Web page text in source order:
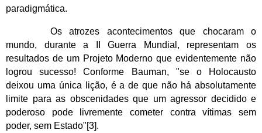
paradigmática.
Os atrozes acontecimentos que chocaram o
mundo, durante a II Guerra Mundial, representam os
resultados de um Projeto Moderno que evidentemente não
logrou sucesso! Conforme Bauman, "se o Holocausto
deixou uma única lição, é a de que não há absolutamente
limite para as obscenidades que um agressor decidido e
poderoso pode livremente cometer contra vítimas sem
poder, sem Estado"[3].